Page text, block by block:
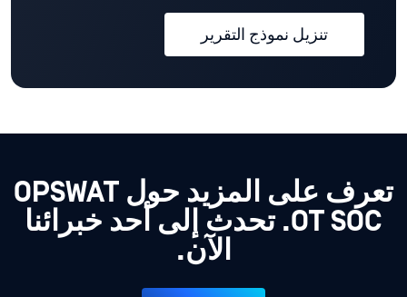
تنزيل نموذج التقرير
تعرف على المزيد حول OPSWAT
OT SOC. تحدث إلى أحد خبرائنا
الآن.